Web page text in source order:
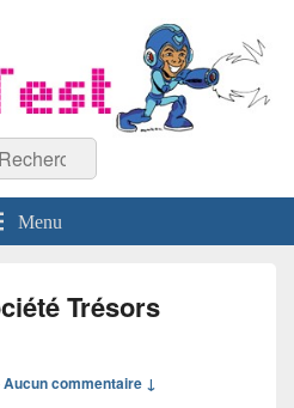
:
Rechercher
Menu
Trésors
Aucun commentaire ↓